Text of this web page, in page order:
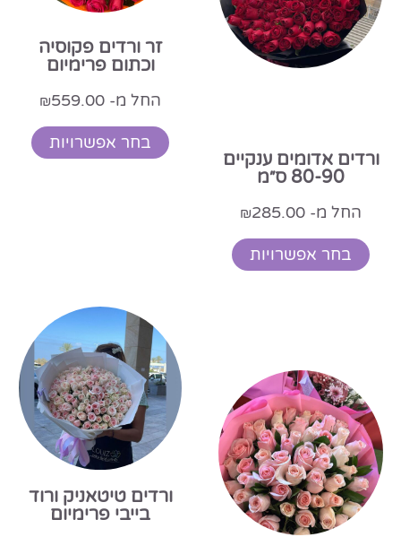
ורדים אדומים ענקיים
80-90 ס״מ
החל מ- ₪285.00
בחר אפשרויות
זר ורדים פקוסיה
וכתום פרימיום
החל מ- ₪559.00
בחר אפשרויות
ורדים טיטאניק ורוד
בייבי פרימיום